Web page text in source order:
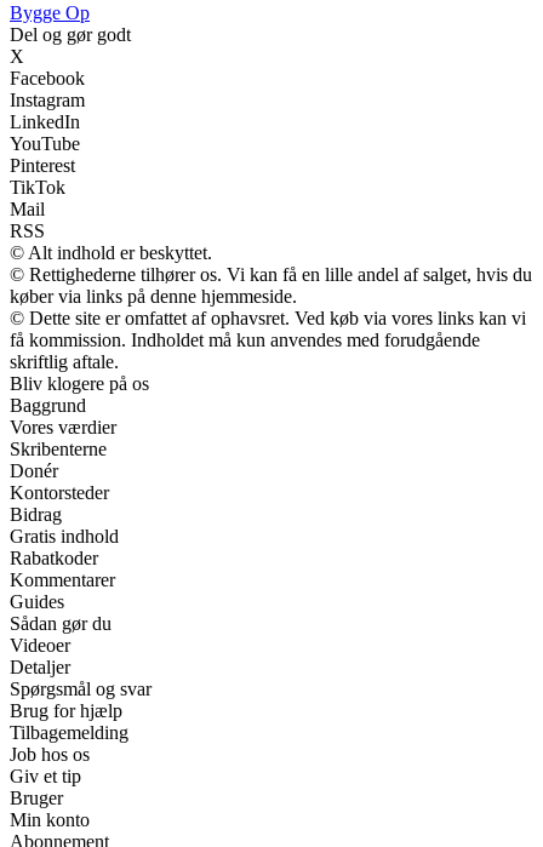
Bygge Op
Del og gør godt
X
Facebook
Instagram
LinkedIn
YouTube
Pinterest
TikTok
Mail
RSS
© Alt indhold er beskyttet.
© Rettighederne tilhører os. Vi kan få en lille andel af salget, hvis du
køber via links på denne hjemmeside.
© Dette site er omfattet af ophavsret. Ved køb via vores links kan vi
få kommission. Indholdet må kun anvendes med forudgående
skriftlig aftale.
Bliv klogere på os
Baggrund
Vores værdier
Skribenterne
Donér
Kontorsteder
Bidrag
Gratis indhold
Rabatkoder
Kommentarer
Guides
Sådan gør du
Videoer
Detaljer
Spørgsmål og svar
Brug for hjælp
Tilbagemelding
Job hos os
Giv et tip
Bruger
Min konto
Abonnement